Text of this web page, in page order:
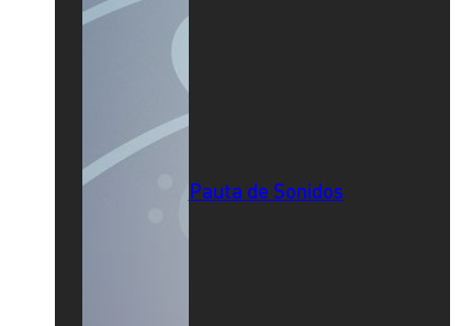
Pauta de Sonidos